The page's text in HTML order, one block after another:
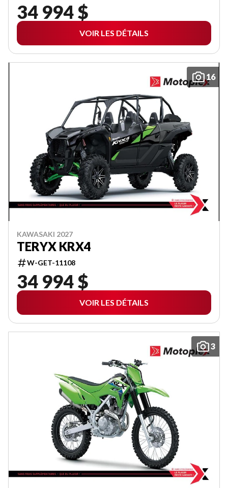
34 994 $
VOIR LES DÉTAILS
16
KAWASAKI 2027
TERYX KRX4
W-GET-11108
34 994 $
VOIR LES DÉTAILS
3